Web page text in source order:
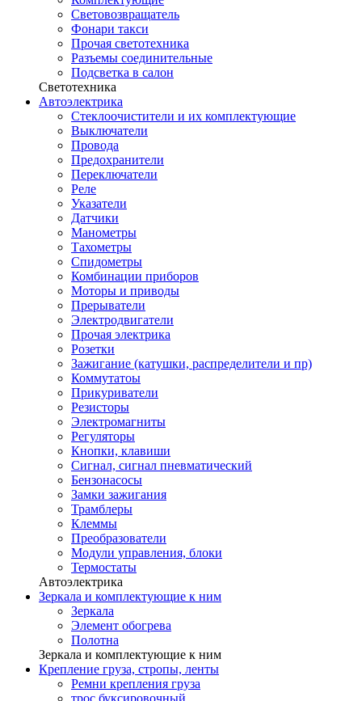
Световозвращатель
Фонари такси
Прочая светотехника
Разъемы соединительные
Подсветка в салон
Светотехника
Автоэлектрика
Стеклоочистители и их комплектующие
Выключатели
Провода
Предохранители
Переключатели
Реле
Указатели
Датчики
Манометры
Тахометры
Спидометры
Комбинации приборов
Моторы и приводы
Прерыватели
Электродвигатели
Прочая электрика
Розетки
Зажигание (катушки, распределители и пр)
Коммутатоы
Прикуриватели
Резисторы
Электромагниты
Регуляторы
Кнопки, клавиши
Сигнал, сигнал пневматический
Бензонасосы
Замки зажигания
Трамблеры
Клеммы
Преобразователи
Модули управления, блоки
Термостаты
Автоэлектрика
Зеркала и комплектующие к ним
Зеркала
Элемент обогрева
Полотна
Зеркала и комплектующие к ним
Крепление груза, стропы, ленты
Ремни крепления груза
трос буксировочный